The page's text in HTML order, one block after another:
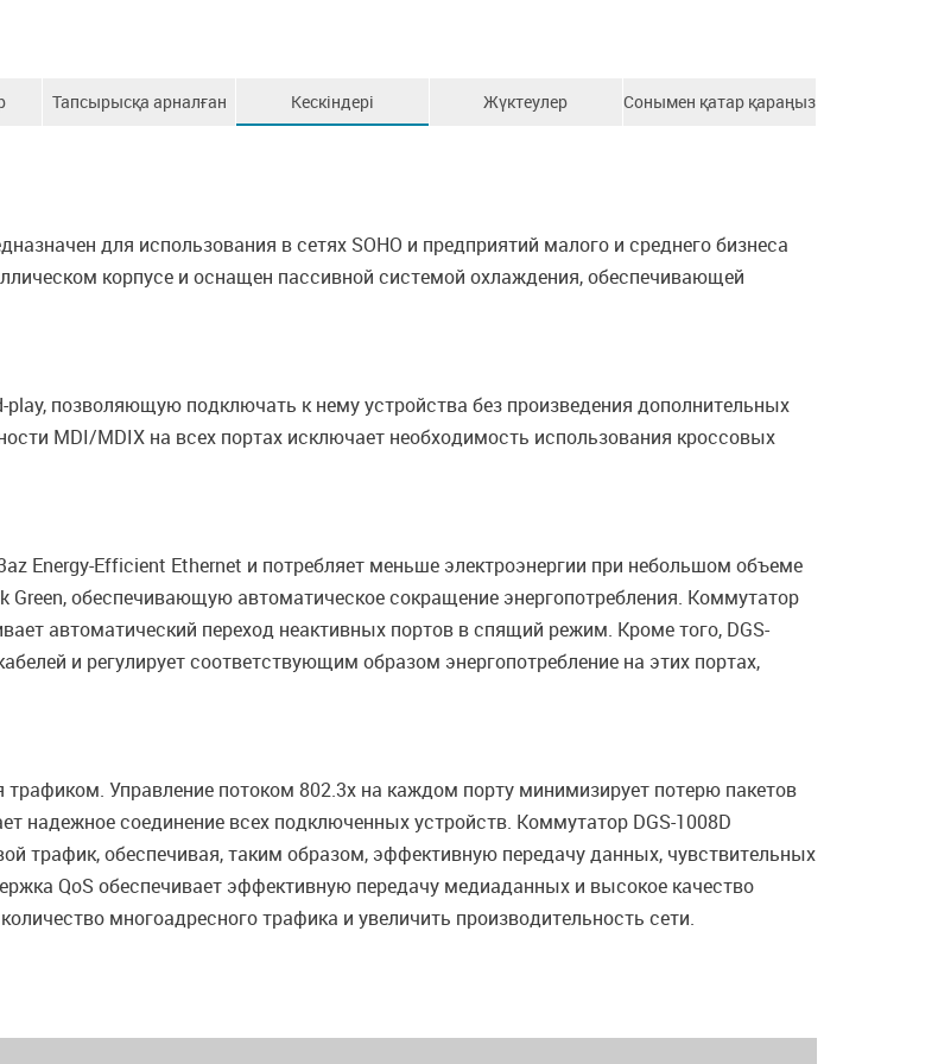
Тапсырысқа арналған Кескіндері Жүктеулер Сонымен қатар қараңыз
для использования в сетях SOHO и предприятий малого и среднего бизнеса
корпусе и оснащен пассивной системой охлаждения, обеспечивающей
позволяющую подключать к нему устройства без произведения дополнительных
MDI/MDIX на всех портах исключает необходимость использования кроссовых
Energy-Efficient Ethernet и потребляет меньше электроэнергии при небольшом объеме
Green, обеспечивающую автоматическое сокращение энергопотребления. Коммутатор
автоматический переход неактивных портов в спящий режим. Кроме того, DGS-
и регулирует соответствующим образом энергопотребление на этих портах,
Управление потоком 802.3x на каждом порту минимизирует потерю пакетов
надежное соединение всех подключенных устройств. Коммутатор DGS-1008D
трафик, обеспечивая, таким образом, эффективную передачу данных, чувствительных
QoS обеспечивает эффективную передачу медиаданных и высокое качество
многоадресного трафика и увеличить производительность сети.